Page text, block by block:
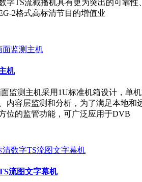
字TS流截播机具有更为突出的可靠
2格式高标清节目的增值业
机
面监测主机采用1U标准机箱设计，单
内容层监测和分析，为了满足本地
位的监管功能，可广泛应用于DVB
流图文字幕机